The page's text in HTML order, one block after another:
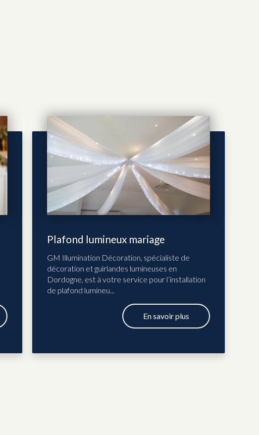
Plafond lumineux mariage
GM Illumination Décoration, spécialiste de
décoration et guirlandes lumineuses en
Dordogne, est à votre service pour l’installation
de plafond lumineu...
En savoir plus